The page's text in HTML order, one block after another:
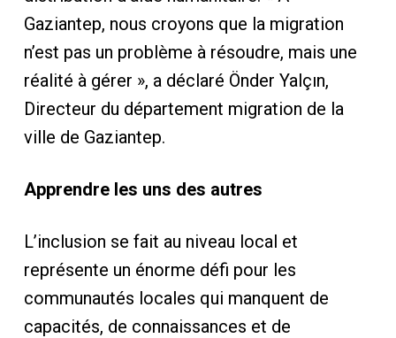
Gaziantep, nous croyons que la migration
n’est pas un problème à résoudre, mais une
réalité à gérer », a déclaré Önder Yalçın,
Directeur du département migration de la
ville de Gaziantep.
Apprendre les uns des autres
L’inclusion se fait au niveau local et
représente un énorme défi pour les
communautés locales qui manquent de
capacités, de connaissances et de